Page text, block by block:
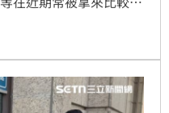
差異，他直呼「我們